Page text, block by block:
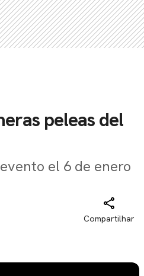
peleas del
el 6 de enero
Compartilhar